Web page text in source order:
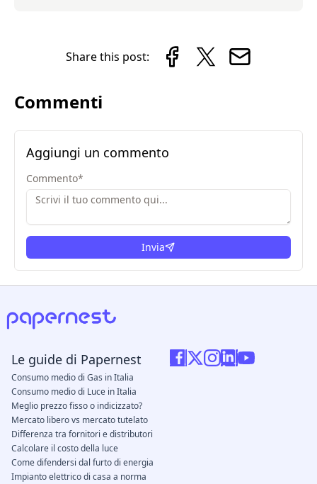
Share this post:
Commenti
Aggiungi un commento
Commento*
Invia
Le guide di Papernest
Consumo medio di Gas in Italia
Consumo medio di Luce in Italia
Meglio prezzo fisso o indicizzato?
Mercato libero vs mercato tutelato
Differenza tra fornitori e distributori
Calcolare il costo della luce
Come difendersi dal furto di energia
Impianto elettrico di casa a norma